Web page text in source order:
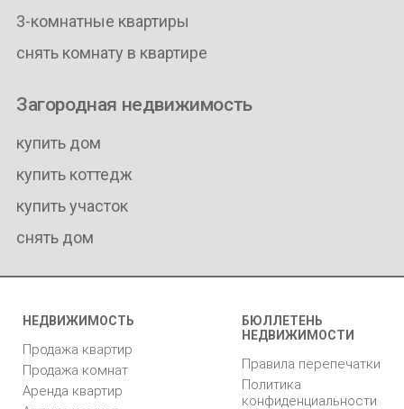
3-комнатные квартиры
снять комнату в квартире
Загородная недвижимость
купить дом
купить коттедж
купить участок
снять дом
НЕДВИЖИМОСТЬ
Продажа квартир
Продажа комнат
Аренда квартир
БЮЛЛЕТЕНЬ
НЕДВИЖИМОСТИ
Правила перепечатки
Политика
конфиденциальности